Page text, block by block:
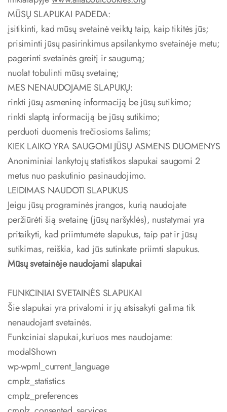
MŪSŲ SLAPUKAI PADEDA:
įsitikinti, kad mūsų svetainė veiktų taip, kaip tikitės jūs;
prisiminti jūsų pasirinkimus apsilankymo svetainėje metu;
pagerinti svetainės greitį ir saugumą;
nuolat tobulinti mūsų svetainę;
MES NENAUDOJAME SLAPUKŲ:
rinkti jūsų asmeninę informaciją be jūsų sutikimo;
rinkti slaptą informaciją be jūsų sutikimo;
perduoti duomenis trečiosioms šalims;
KIEK LAIKO YRA SAUGOMI JŪSŲ ASMENS DUOMENYS
Anoniminiai lankytojų statistikos slapukai saugomi 2
metus nuo paskutinio pasinaudojimo.
LEIDIMAS NAUDOTI SLAPUKUS
Jeigu jūsų programinės įrangos, kurią naudojate
peržiūrėti šią svetainę (jūsų naršyklės), nustatymai yra
pritaikyti, kad priimtumėte slapukus, taip pat ir jūsų
sutikimas, reiškia, kad jūs sutinkate priimti slapukus.
Mūsų svetainėje naudojami slapukai
FUNKCINIAI SVETAINĖS SLAPUKAI
Šie slapukai yra privalomi ir jų atsisakyti galima tik
nenaudojant svetainės.
Funkciniai slapukai,kuriuos mes naudojame:
modalShown
wp-wpml_current_language
cmplz_statistics
cmplz_preferences